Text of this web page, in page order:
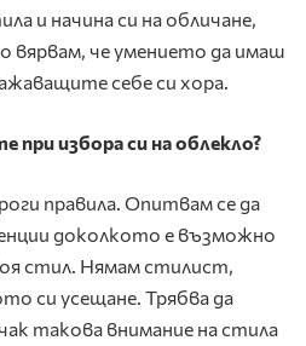
и начина си на обличане,
вярвам, че умението да имаш
себе си хора.
при избора си на облекло?
правила. Опитвам се да
доколкото е възможно
стил. Нямам стилист,
си усещане. Трябва да
такова внимание на стила